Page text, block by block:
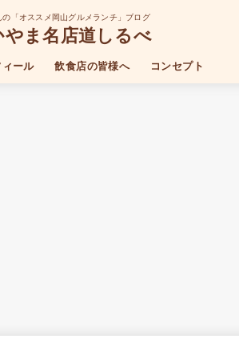
の「オススメ岡山グルメランチ」ブログ
やま名店道しるべ
ール 飲食店の皆様へ コンセプト